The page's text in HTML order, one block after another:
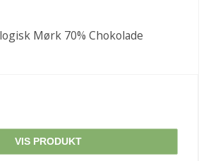
Mørk 70% Chokolade
VIS PRODUKT